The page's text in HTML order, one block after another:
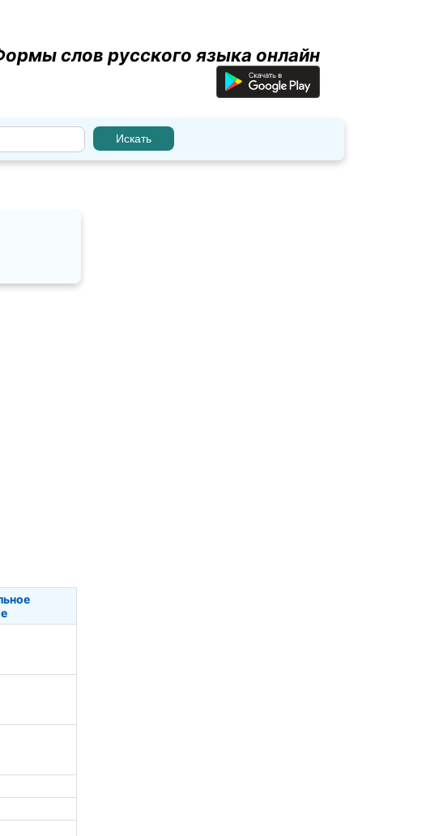
слов русского языка онлайн